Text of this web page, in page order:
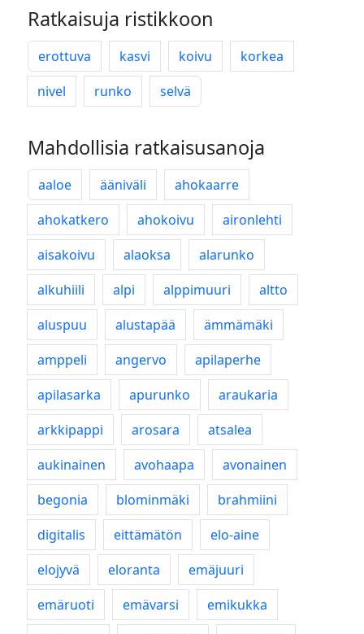
Ratkaisuja ristikkoon
erottuva kasvi koivu
korkea
nivel
runko selvä
Mahdollisia ratkaisusanoja
aaloe ääniväli
ahokaarre
ahokatkero
ahokoivu
aironlehti
aisakoivu
alaoksa
alarunko
alkuhiili
alpi alppimuuri
altto
aluspuu
alustapää
ämmämäki
amppeli
angervo
apilaperhe
apilasarka
apurunko
araukaria
arkkipappi
arosara
atsalea
aukinainen
avohaapa
avonainen
begonia
blominmäki
brahmiini
digitalis
eittämätön
elo-aine
elojyvä
eloranta
emäjuuri
emäruoti
emävarsi
emikukka